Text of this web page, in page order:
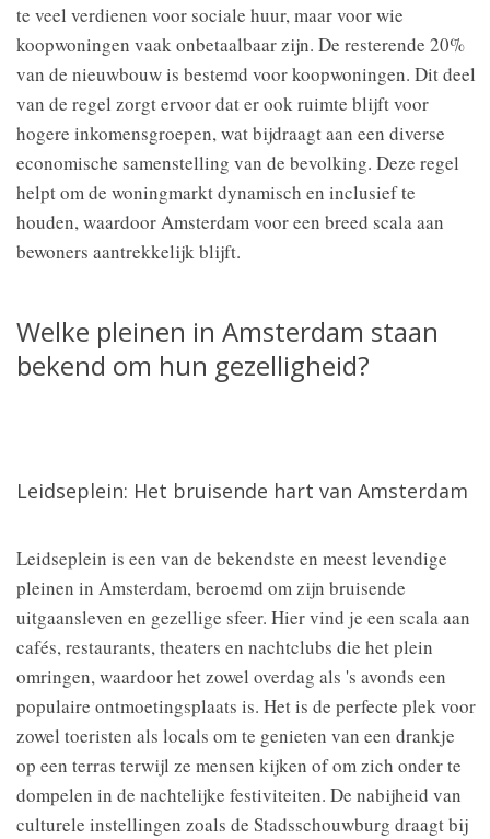
te veel verdienen voor sociale huur, maar voor wie
koopwoningen vaak onbetaalbaar zijn. De resterende 20%
van de nieuwbouw is bestemd voor koopwoningen. Dit deel
van de regel zorgt ervoor dat er ook ruimte blijft voor
hogere inkomensgroepen, wat bijdraagt aan een diverse
economische samenstelling van de bevolking. Deze regel
helpt om de woningmarkt dynamisch en inclusief te
houden, waardoor Amsterdam voor een breed scala aan
bewoners aantrekkelijk blijft.
Welke pleinen in Amsterdam staan
bekend om hun gezelligheid?
Leidseplein: Het bruisende hart van Amsterdam
Leidseplein is een van de bekendste en meest levendige
pleinen in Amsterdam, beroemd om zijn bruisende
uitgaansleven en gezellige sfeer. Hier vind je een scala aan
cafés, restaurants, theaters en nachtclubs die het plein
omringen, waardoor het zowel overdag als 's avonds een
populaire ontmoetingsplaats is. Het is de perfecte plek voor
zowel toeristen als locals om te genieten van een drankje
op een terras terwijl ze mensen kijken of om zich onder te
dompelen in de nachtelijke festiviteiten. De nabijheid van
culturele instellingen zoals de Stadsschouwburg draagt bij